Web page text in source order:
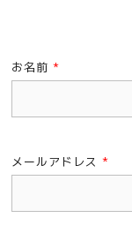
お名前 *
メールアドレス *